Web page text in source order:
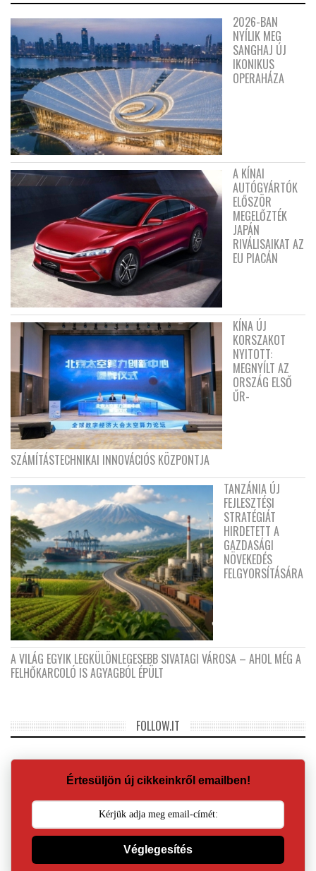
2026-BAN
NYÍLIK MEG
SANGHAJ ÚJ
IKONIKUS
OPERAHÁZA
A KÍNAI
AUTÓGYÁRTÓK
ELŐSZÖR
MEGELŐZTÉK
JAPÁN
RIVÁLISAIKAT AZ
EU PIACÁN
KÍNA ÚJ
KORSZAKOT
NYITOTT:
MEGNYÍLT AZ
ORSZÁG ELSŐ
ŰR-
SZÁMÍTÁSTECHNIKAI INNOVÁCIÓS KÖZPONTJA
TANZÁNIA ÚJ
FEJLESZTÉSI
STRATÉGIÁT
HIRDETETT A
GAZDASÁGI
NÖVEKEDÉS
FELGYORSÍTÁSÁRA
A VILÁG EGYIK LEGKÜLÖNLEGESEBB SIVATAGI VÁROSA – AHOL MÉG A
FELHŐKARCOLÓ IS AGYAGBÓL ÉPÜLT
FOLLOW.IT
Értesüljön új cikkeinkről emailben!
Véglegesítés